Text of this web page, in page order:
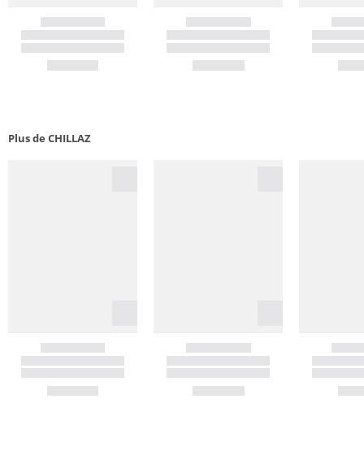
Plus de CHILLAZ